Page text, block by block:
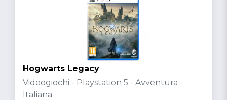
Hogwarts Legacy
Videogiochi - Playstation 5 - Avventura -
Italiana